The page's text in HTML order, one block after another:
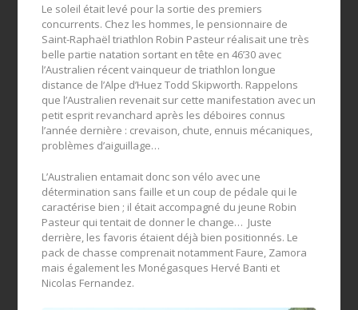
Le soleil était levé pour la sortie des premiers
concurrents. Chez les hommes, le pensionnaire de
Saint-Raphaël triathlon Robin Pasteur réalisait une très
belle partie natation sortant en tête en 46’30 avec
l’Australien récent vainqueur de triathlon longue
distance de l’Alpe d’Huez Todd Skipworth. Rappelons
que l’Australien revenait sur cette manifestation avec un
petit esprit revanchard après les déboires connus
l’année dernière : crevaison, chute, ennuis mécaniques,
problèmes d’aiguillage…
L’Australien entamait donc son vélo avec une
détermination sans faille et un coup de pédale qui le
caractérise bien ; il était accompagné du jeune Robin
Pasteur qui tentait de donner le change… Juste
derrière, les favoris étaient déjà bien positionnés. Le
pack de chasse comprenait notamment Faure, Zamora
mais également les Monégasques Hervé Banti et
Nicolas Fernandez.